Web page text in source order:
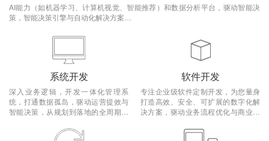
AI能力（如机器学习、计算机视觉、智能推荐）和数据分析平台，驱动智能决
策，智能决策引擎与自动化解决方案…
系统开发
深入业务逻辑，开发一体化管理系
统，打通数据孤岛，驱动运营提效与
智能决策，从规划到落地的全周期系
软件开发
专注企业级软件定制开发，为您量身
打造高效、安全、可扩展的数字化解
决方案，驱动业务流程优化与商业创